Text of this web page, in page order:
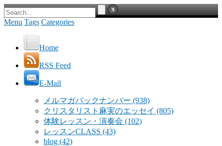
Menu Tags Categories
Home
RSS Feed
E-Mail
メルマガバックナンバー (938)
クリスタリスト麻実のエッセイ (805)
体験レッスン・演奏会 (102)
レッスンCLASS (43)
blog (42)